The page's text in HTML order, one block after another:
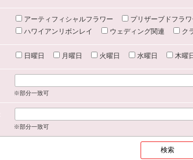
アーティフィシャルフラワー プリザーブドフラワ
ハワイアンリボンレイ
ウェディング関連 ク
日曜日 月曜日 火曜日 水曜日 木曜
※部分一致可
※部分一致可